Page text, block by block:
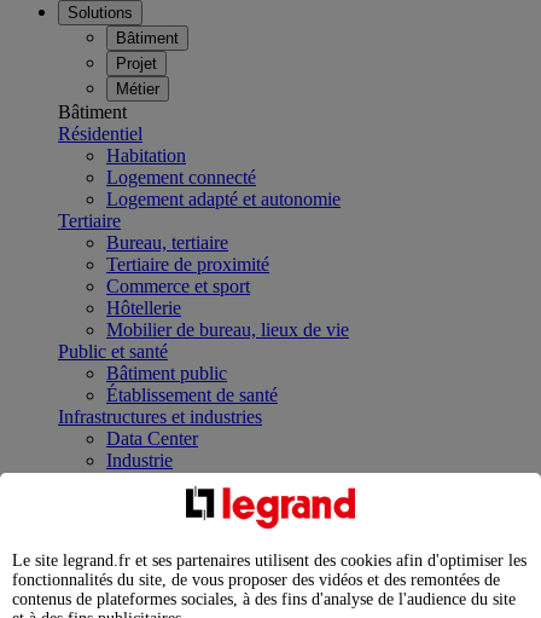
Solutions
Bâtiment
Projet
Métier
Bâtiment
Résidentiel
Habitation
Logement connecté
Logement adapté et autonomie
Tertiaire
Bureau, tertiaire
Tertiaire de proximité
Commerce et sport
Hôtellerie
Mobilier de bureau, lieux de vie
Public et santé
Bâtiment public
Établissement de santé
Infrastructures et industries
Data Center
Industrie
Infrastructures
Contrôler et planifier le fonctionnement des appareils
Répartir et optimiser son tableau électrique
Legrand Data Center Solutions : concentrer les
expertises au service de vos performances
Le site legrand.fr et ses partenaires utilisent des cookies afin d'optimiser les
fonctionnalités du site, de vous proposer des vidéos et des remontées de
contenus de plateformes sociales, à des fins d'analyse de l'audience du site